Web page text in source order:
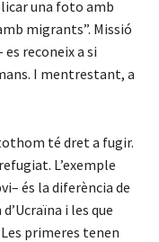
una foto amb
migrants”. Missió
reconeix a si
I mentrestant, a
té dret a fugir.
L’exemple
és la diferència de
i les que
primeres tenen